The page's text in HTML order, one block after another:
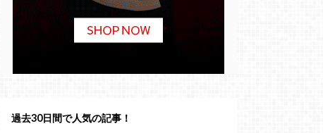
過去30日間で人気の記事！